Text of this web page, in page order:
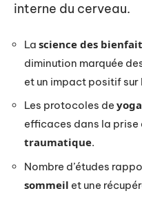
interne du cerveau.
La science des
diminution marquée
et un impact positif sur
Les protocoles de
efficaces dans la prise
traumatique.
Nombre d’études
sommeil et une